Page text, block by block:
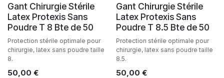
Gant Chirurgie Stérile
Latex Protexis Sans
Poudre T 8 Bte de 50
Protection stérile optimale pour
chirurgie, latex sans poudre taille
8.
50,00 €
Gant Chirurgie Stérile
Latex Protexis Sans
Poudre T 8.5 Bte de 50
Protection stérile optimale pour
chirurgie, latex sans poudre taille
8.5.
50,00 €